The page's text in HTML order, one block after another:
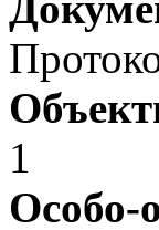
1
Особо-